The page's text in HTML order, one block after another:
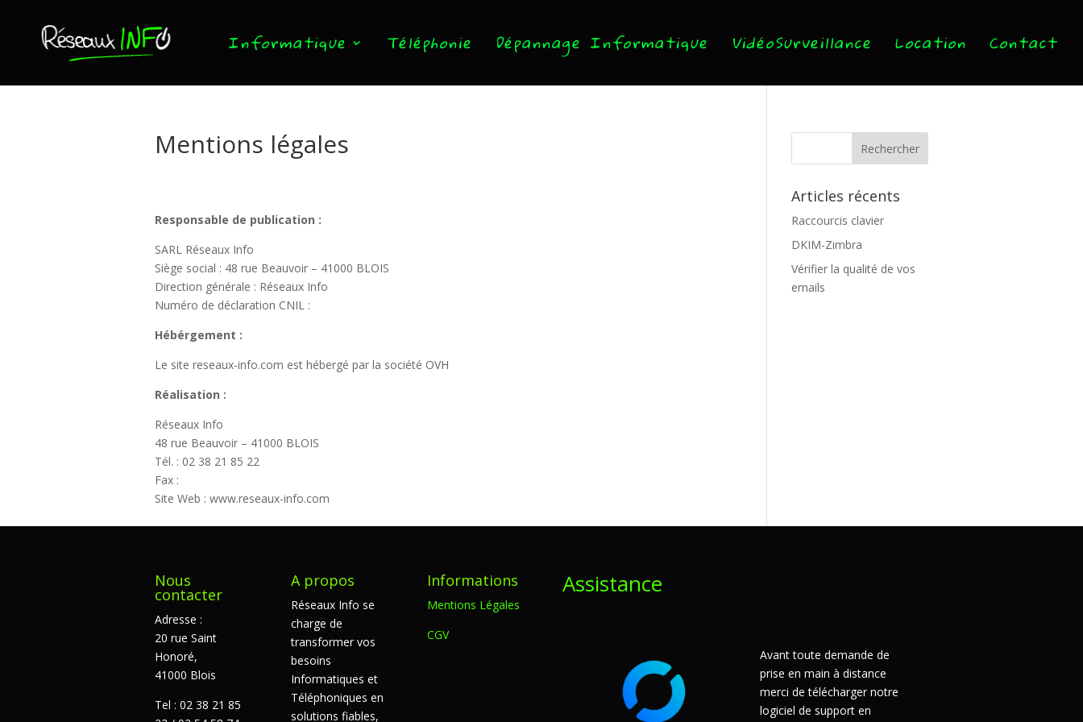
Informatique Téléphonie Dépannage Informatique VidéoSurveillance Location Contact
Mentions légales
Responsable de publication :
SARL Réseaux Info
Siège social : 48 rue Beauvoir – 41000 BLOIS
Direction générale : Réseaux Info
Numéro de déclaration CNIL :
Hébérgement :
Le site reseaux-info.com est hébergé par la société OVH
Réalisation :
Réseaux Info
48 rue Beauvoir – 41000 BLOIS
Tél. : 02 38 21 85 22
Fax :
Site Web : www.reseaux-info.com
Articles récents
Raccourcis clavier
DKIM-Zimbra
Vérifier la qualité de vos
emails
Nous
contacter
Adresse :
20 rue Saint
Honoré,
41000 Blois
Tel : 02 38 21 85
A propos
Réseaux Info se
charge de
transformer vos
besoins
Informatiques et
Téléphoniques en
solutions fiables,
Informations
Mentions Légales
CGV
Assistance
Avant toute demande de
prise en main à distance
merci de télécharger notre
logiciel de support en